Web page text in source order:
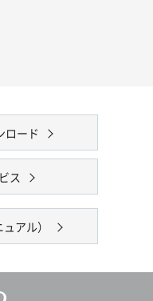
ロード
ス
アル）